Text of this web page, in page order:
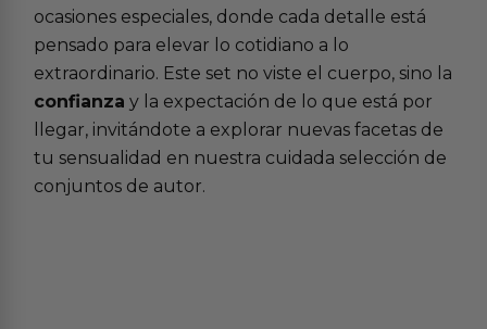
ocasiones especiales, donde cada detalle está
pensado para elevar lo cotidiano a lo
extraordinario. Este set no viste el cuerpo, sino la
confianza y la expectación de lo que está por
llegar, invitándote a explorar nuevas facetas de
tu sensualidad en nuestra cuidada selección de
conjuntos de autor.